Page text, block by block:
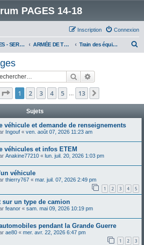
PAGES 14-18
Connexion
Inscription
ARMES - SERVICES - UNITES : historiques & discussions ARMÉE DE TERRE Train des équipages
Rechercher
Page 1sur13
1 2 3 4 5 13
Sujets
véhicule et demande de renseignements
Ingouf « ven. août 07, 2026 11:23 am
véhicules et infos ETEM
Anakine77210 « lun. juil. 20, 2026 1:03 pm
véhicule
thierry767 « mar. juil. 07, 2026 2:49 pm
1 2 3 4 5
sur un type de camion
feanor « sam. mai 09, 2026 10:19 pm
pendant la Grande Guerre
ae80 « mer. avr. 22, 2026 6:47 pm
1 2 3